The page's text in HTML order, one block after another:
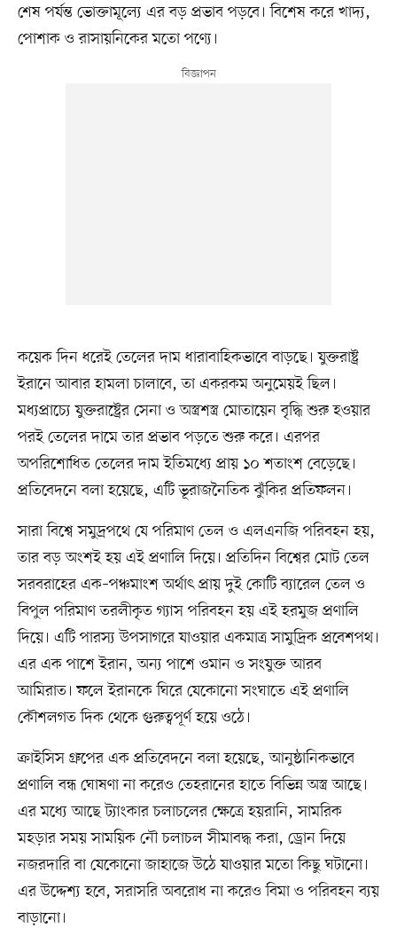
শেষ পর্যন্ত ভোক্তামূল্যে এর বড় প্রভাব পড়বে। বিশেষ করে খাদ্য,
পোশাক ও রাসায়নিকের মতো পণ্যে।
কয়েক দিন ধরেই তেলের দাম ধারাবাহিকভাবে বাড়ছে। যুক্তরাষ্ট্র
ইরানে আবার হামলা চালাবে, তা একরকম অনুমেয়ই ছিল।
মধ্যপ্রাচ্যে যুক্তরাষ্ট্রের সেনা ও অস্ত্রশস্ত্র মোতায়েন বৃদ্ধি শুরু হওয়ার
পরই তেলের দামে তার প্রভাব পড়তে শুরু করে। এরপর
অপরিশোধিত তেলের দাম ইতিমধ্যে প্রায় ১০ শতাংশ বেড়েছে।
প্রতিবেদনে বলা হয়েছে, এটি ভূরাজনৈতিক ঝুঁকির প্রতিফলন।
সারা বিশ্বে সমুদ্রপথে যে পরিমাণ তেল ও এলএনজি পরিবহন হয়,
তার বড় অংশই হয় এই প্রণালি দিয়ে। প্রতিদিন বিশ্বের মোট তেল
সরবরাহের এক–পঞ্চমাংশ অর্থাৎ প্রায় দুই কোটি ব্যারেল তেল ও
বিপুল পরিমাণ তরলীকৃত গ্যাস পরিবহন হয় এই হরমুজ প্রণালি
দিয়ে। এটি পারস্য উপসাগরে যাওয়ার একমাত্র সামুদ্রিক প্রবেশপথ।
এর এক পাশে ইরান, অন্য পাশে ওমান ও সংযুক্ত আরব
আমিরাত। ফলে ইরানকে ঘিরে যেকোনো সংঘাতে এই প্রণালি
কৌশলগত দিক থেকে গুরুত্বপূর্ণ হয়ে ওঠে।
ক্রাইসিস গ্রুপের এক প্রতিবেদনে বলা হয়েছে, আনুষ্ঠানিকভাবে
প্রণালি বন্ধ ঘোষণা না করেও তেহরানের হাতে বিভিন্ন অস্ত্র আছে।
এর মধ্যে আছে ট্যাংকার চলাচলের ক্ষেত্রে হয়রানি, সামরিক
মহড়ার সময় সাময়িক নৌ চলাচল সীমাবদ্ধ করা, ড্রোন দিয়ে
নজরদারি বা যেকোনো জাহাজে উঠে যাওয়ার মতো কিছু ঘটানো।
এর উদ্দেশ্য হবে, সরাসরি অবরোধ না করেও বিমা ও পরিবহন ব্যয়
বাড়ানো।